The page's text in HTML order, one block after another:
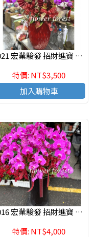
E021 宏業駿發 招財進寶 蘭花組合盆栽 喬遷之喜 榮陞誌喜盆栽
特價: NT$3,500
加入購物車
E016 宏業駿發 招財進寶 蘭花組合盆栽 喬遷之喜 榮陞誌喜盆栽
特價: NT$4,000